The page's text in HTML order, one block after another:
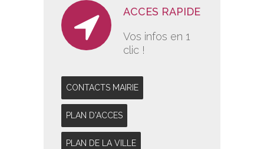
ACCES RAPIDE
Vos infos en 1
clic !
CONTACTS MAIRIE
PLAN D'ACCES
PLAN DE LA VILLE